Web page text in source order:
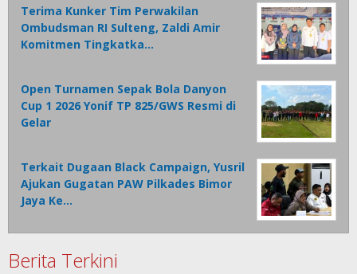
Terima Kunker Tim Perwakilan
Ombudsman RI Sulteng, Zaldi Amir
Komitmen Tingkatka…
Open Turnamen Sepak Bola Danyon
Cup 1 2026 Yonif TP 825/GWS Resmi di
Gelar
Terkait Dugaan Black Campaign, Yusril
Ajukan Gugatan PAW Pilkades Bimor
Jaya Ke…
Berita Terkini